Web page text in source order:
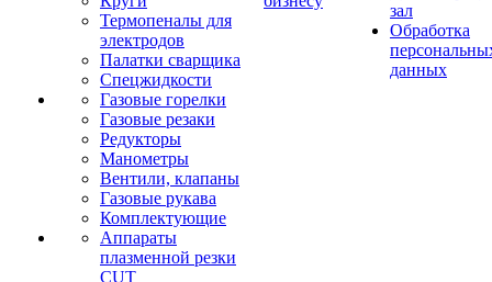
Термопеналы для
электродов
Палатки сварщика
Спецжидкости
Газовые горелки
Газовые резаки
Редукторы
Манометры
Вентили, клапаны
Газовые рукава
Комплектующие
Аппараты
плазменной резки
CUT
зал
Обработка
данных